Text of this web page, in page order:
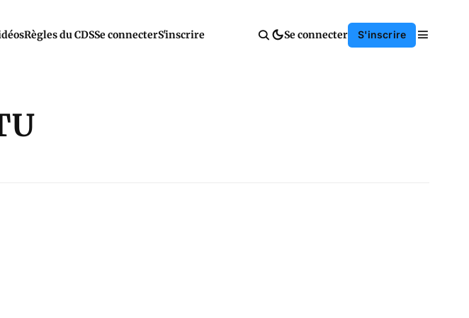
Règles du CDSSe connecterS'inscrire Se connecter S'inscrire